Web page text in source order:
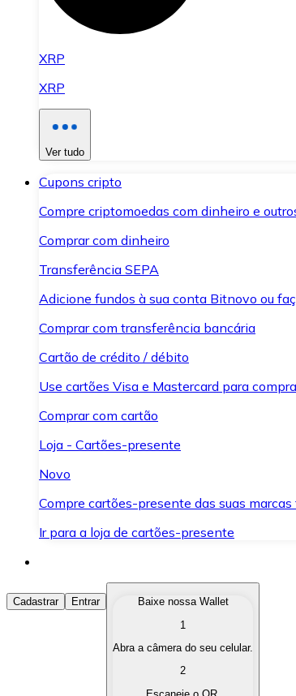
XRP
XRP
Ver tudo
Cupons cripto
Compre criptomoedas com dinheiro e
Comprar com dinheiro
Transferência SEPA
Adicione fundos à sua conta Bitnovo ou
Comprar com transferência bancária
Cartão de crédito / débito
Use cartões Visa e Mastercard para
Comprar com cartão
Loja - Cartões-presente
Novo
Compre cartões-presente das suas
Ir para a loja de cartões-presente
Comprar Criptomoedas
Compre as criptomoedas de seu interesse
Converta suas criptomoedas em moeda
Cadastrar Entrar
Baixe nossa Wallet
1
Abra a câmera do seu celular.
2